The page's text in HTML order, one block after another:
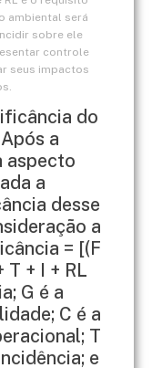
ambiental será
sobre ele
controle
seus impactos
do
a
aspecto
a
desse
a
= [(F
T + I + RL
G é a
C é a
T
e